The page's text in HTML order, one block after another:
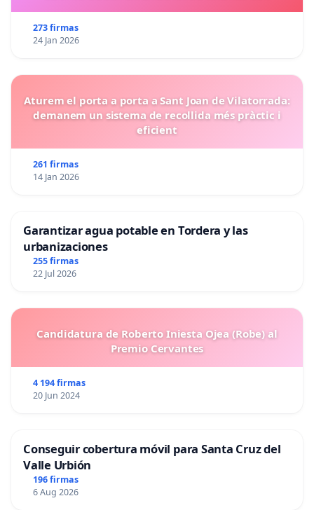
273 firmas
24 Jan 2026
Aturem el porta a porta a Sant Joan de Vilatorrada:
demanem un sistema de recollida més pràctic i
eficient
261 firmas
14 Jan 2026
Garantizar agua potable en Tordera y las
urbanizaciones
255 firmas
22 Jul 2026
Candidatura de Roberto Iniesta Ojea (Robe) al
Premio Cervantes
4 194 firmas
20 Jun 2024
Conseguir cobertura móvil para Santa Cruz del
Valle Urbión
196 firmas
6 Aug 2026